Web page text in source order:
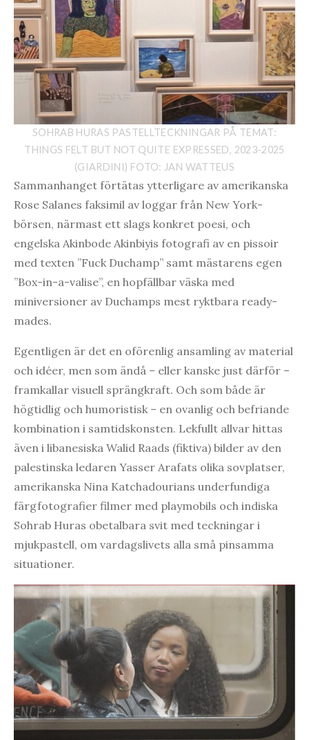
SOHRAB HURAS PASTELLTECKNINGAR PÅ TEMAT:
THINGS FELT BUT NOT QUITE EXPRESSED, 2023-2025
(GIARDINI) FOTO: JAN WATTEUS
Sammanhanget förtätas ytterligare av amerikanska
Rose Salanes faksimil av loggar från New York-
börsen, närmast ett slags konkret poesi, och
engelska Akinbode Akinbiyis fotografi av en pissoir
med texten ”Fuck Duchamp” samt mästarens egen
”Box-in-a-valise”, en hopfällbar väska med
miniversioner av Duchamps mest ryktbara ready-
mades.
Egentligen är det en oförenlig ansamling av material
och idéer, men som ändå – eller kanske just därför –
framkallar visuell sprängkraft. Och som både är
högtidlig och humoristisk – en ovanlig och befriande
kombination i samtidskonsten. Lekfullt allvar hittas
även i libanesiska Walid Raads (fiktiva) bilder av den
palestinska ledaren Yasser Arafats olika sovplatser,
amerikanska Nina Katchadourians underfundiga
färgfotografier filmer med playmobils och indiska
Sohrab Huras obetalbara svit med teckningar i
mjukpastell, om vardagslivets alla små pinsamma
situationer.